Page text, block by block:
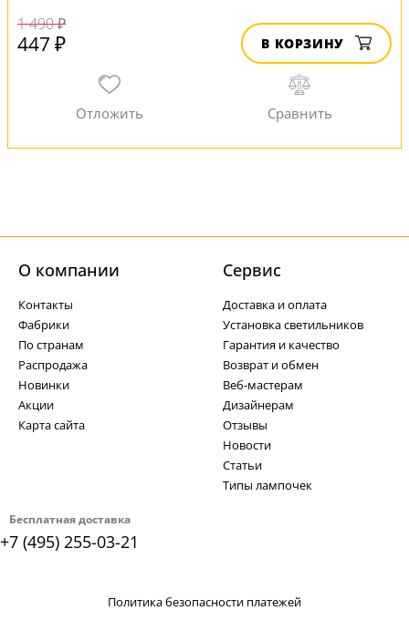
1 490 ₽
447 ₽ В КОРЗИНУ
Бесплатная доставка
+7 (495) 255-03-21
О компании
Контакты
Фабрики
По странам
Распродажа
Новинки
Акции
Карта сайта
Cервис
Доставка и оплата
Установка светильников
Гарантия и качество
Возврат и обмен
Веб-мастерам
Дизайнерам
Отзывы
Новости
Статьи
Типы лампочек
Политика безопасности платежей